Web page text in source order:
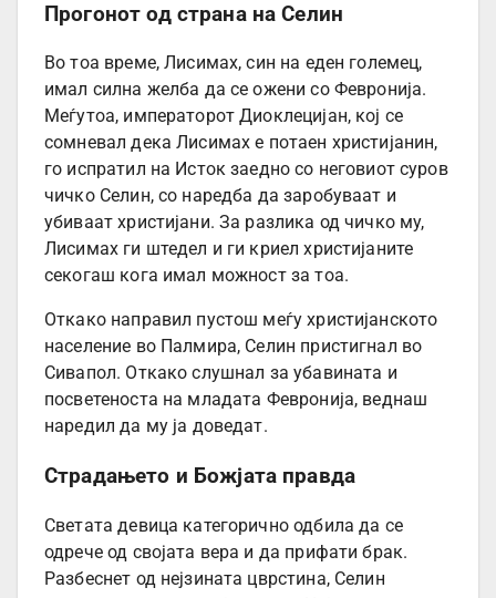
Прогонот од страна на Селин
Во тоа време, Лисимах, син на еден големец,
имал силна желба да се ожени со Февронија.
Меѓутоа, императорот Диоклецијан, кој се
сомневал дека Лисимах е потаен христијанин,
го испратил на Исток заедно со неговиот суров
чичко Селин, со наредба да заробуваат и
убиваат христијани. За разлика од чичко му,
Лисимах ги штедел и ги криел христијаните
секогаш кога имал можност за тоа.
Откако направил пустош меѓу христијанското
население во Палмира, Селин пристигнал во
Сивапол. Откако слушнал за убавината и
посветеноста на младата Февронија, веднаш
наредил да му ја доведат.
Страдањето и Божјата правда
Светата девица категорично одбила да се
одрече од својата вера и да прифати брак.
Разбеснет од нејзината цврстина, Селин